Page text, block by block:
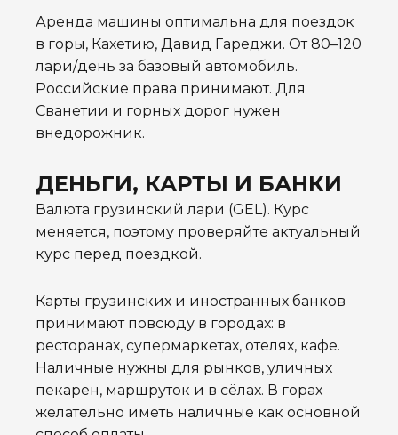
Аренда машины оптимальна для поездок
в горы, Кахетию, Давид Гареджи. От 80–120
лари/день за базовый автомобиль.
Российские права принимают. Для
Сванетии и горных дорог нужен
внедорожник.
ДЕНЬГИ, КАРТЫ И БАНКИ
Валюта грузинский лари (GEL). Курс
меняется, поэтому проверяйте актуальный
курс перед поездкой.
Карты грузинских и иностранных банков
принимают повсюду в городах: в
ресторанах, супермаркетах, отелях, кафе.
Наличные нужны для рынков, уличных
пекарен, маршруток и в сёлах. В горах
желательно иметь наличные как основной